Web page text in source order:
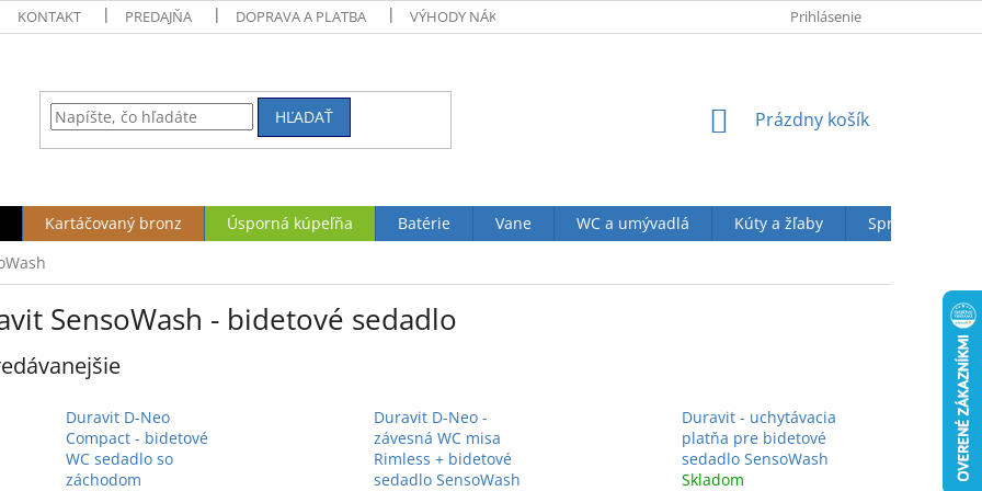
KONTAKT PREDAJŇA DOPRAVA A PLATBA VÝHODY NÁKUPU U NÁS OBCHODNÉ PODMIENKY (VOP)Prihlásenie
HĽADAŤ
NÁKUPNÝ
Prázdny košík
Kartáčovaný bronz Úsporná kúpeľňa Batérie Vane WC a umývadlá Kúty a žľaby
Sprchové sety
SensoWash - bidetové sedadlo
Duravit D-Neo
Compact - bidetové
WC sedadlo so
záchodom
Duravit D-Neo -
závesná WC misa
Rimless + bidetové
sedadlo SensoWash
Duravit - uchytávacia
platňa pre bidetové
sedadlo SensoWash
Skladom